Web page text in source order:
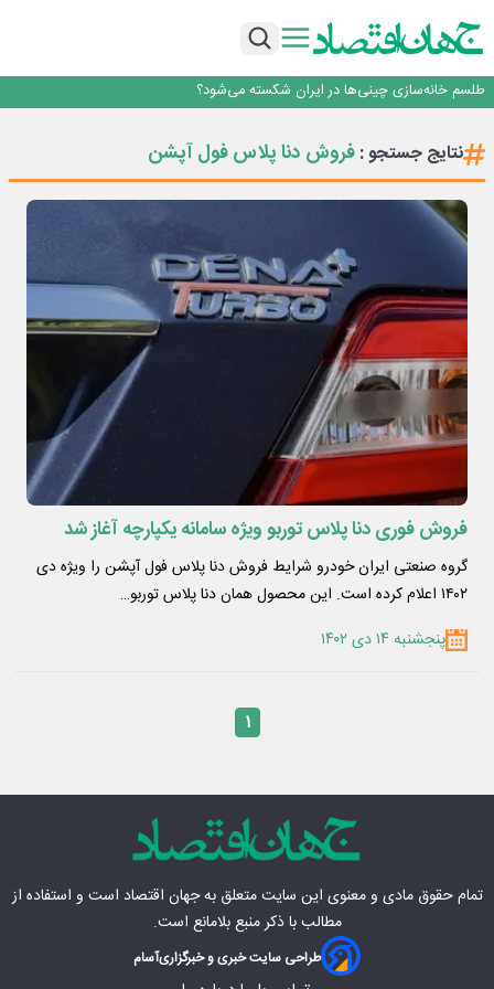
نرخ سود بانکی؛ تیغ دو لبه برای تولید و بازار سرمایه
طلسم خانه‌سازی چینی‌ها در ایران شکسته می‌شود؟
رییس‌کل بیمه مرکزی: برای حقوق مردم خط قرمز ندارم
نرخ سود بانکی؛ تیغ دو لبه برای تولید و بازار سرمایه
نتایج جستجو :فروش دنا پلاس فول آپشن
فروش فوری دنا پلاس توربو ویژه سامانه یکپارچه آغاز شد
گروه صنعتی ایران خودرو شرایط فروش دنا پلاس فول آپشن را ویژه دی
۱۴۰۲ اعلام کرده است. این محصول همان دنا پلاس توربو…
پنجشنبه ۱۴ دی ۱۴۰۲
۱
تمام حقوق مادی‌ و معنوی این سایت متعلق بهجهان اقتصاد است و استفاده از
مطالب با ذکر منبع بلامانع است.
طراحی سایت خبری و خبرگزاریآسام